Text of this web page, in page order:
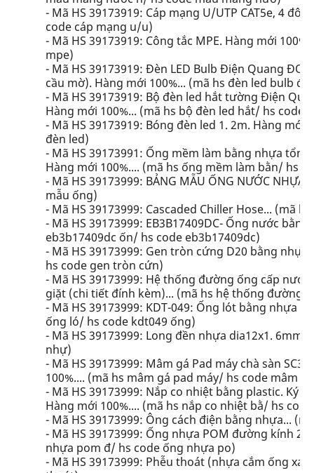
- Mã HS 39173919: Cáp mạng U/UTP CAT5e, 4
code cáp mạng u/u)
- Mã HS 39173919: Công tắc MPE. Hàng mới
mpe)
- Mã HS 39173919: Đèn LED Bulb Điện Quang ĐQ
cầu mờ). Hàng mới 100%... (mã hs đèn led bulb
- Mã HS 39173919: Bộ đèn led hắt tường Điện
Hàng mới 100%... (mã hs bộ đèn led hắt/ hs code
- Mã HS 39173919: Bóng đèn led 1. 2m. Hàng
đèn led)
- Mã HS 39173991: Ống mềm làm bằng nhựa
Hàng mới 100%.... (mã hs ống mềm làm bằn/ hs
- Mã HS 39173999: BẢNG MẪU ỐNG NƯỚC
mẫu ống)
- Mã HS 39173999: Cascaded Chiller Hose... (mã
- Mã HS 39173999: EB3B17409DC- Ống nước
eb3b17409dc ốn/ hs code eb3b17409dc)
- Mã HS 39173999: Gen tròn cứng D20 bằng
hs code gen tròn cứn)
- Mã HS 39173999: Hệ thống đường ống cấp
giặt (chi tiết đính kèm)... (mã hs hệ thống đường/
- Mã HS 39173999: KDT-049: Ống lót bằng nhựa
ống ló/ hs code kdt049 ống)
- Mã HS 39173999: Long đền nhựa dia12x1.
nhự)
- Mã HS 39173999: Mâm gá Pad máy chà sàn
100%.... (mã hs mâm gá pad máy/ hs code mâm
- Mã HS 39173999: Nắp co nhiệt bằng plastic. Ký
Hàng mới 100%.... (mã hs nắp co nhiệt bằ/ hs
- Mã HS 39173999: Ông cách điện bằng nhựa...
- Mã HS 39173999: Ống nhựa POM đường kính 2.
nhựa pom đ/ hs code ống nhựa po)
- Mã HS 39173999: Phễu thoát (nhựa cắm ống